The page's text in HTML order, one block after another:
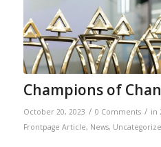
Champions of
October 20, 2023 / 0 Comments / in
Frontpage Article, News,